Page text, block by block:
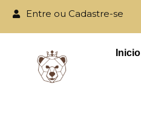
conteúdo
Entre ou Cadastre-se
Inicio